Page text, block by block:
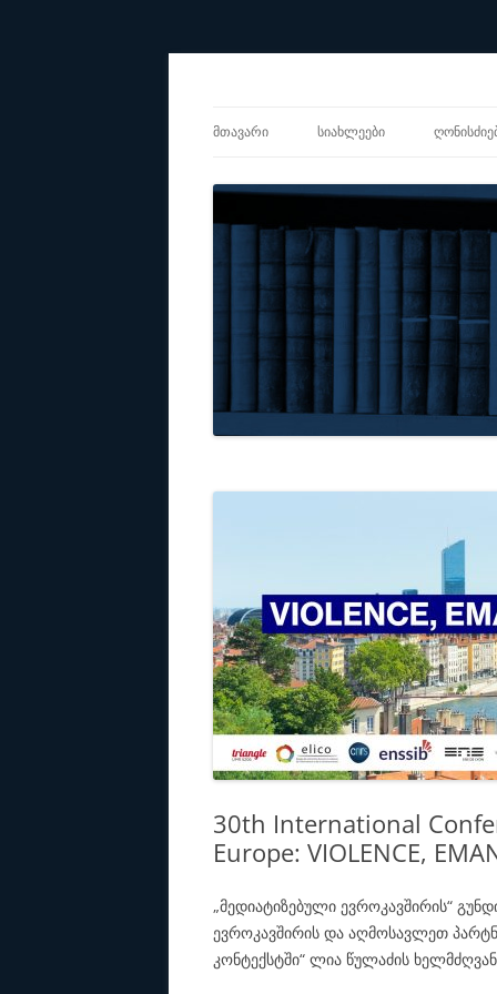
ᲛᲗᲐᲕᲐᲠᲘ ᲡᲘᲐᲮᲚᲔᲔᲑᲘ
30th International
Europe: VIOLENCE,
„მედიატიზებული ევროკავშირის“
ევროკავშირის და აღმოსავლეთ
კონტექსტში“ ლია წულაძის